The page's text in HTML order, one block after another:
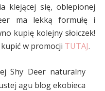
klejącej się, oblepionej
ma lekką formułę i
kupię kolejny słoiczek!
w promocji TUTAJ.